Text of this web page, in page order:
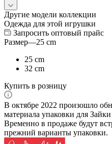
Другие модели коллекции
Одежда для этой игрушки
Запросить оптовый прайс
Размер—25 cm
25 cm
32 cm
Купить в розницу
В октябре 2022 произошло
материала упаковки для
Временно в продаже будут
прежний варианты упаковки.